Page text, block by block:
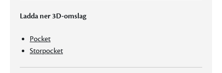
Ladda ner 3D-omslag
Pocket
Storpocket